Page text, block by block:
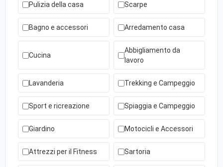
Pulizia della casa Scarpe
Bagno e accessori Arredamento casa
Cucina
Abbigliamento da
lavoro
Lavanderia Trekking e Campeggio
Sport e ricreazione Spiaggia e Campeggio
Giardino Motocicli e Accessori
Attrezzi per il Fitness Sartoria